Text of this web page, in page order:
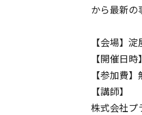
から最新の
【会場】
【開催日
【参加費】
【講師】
株式会社